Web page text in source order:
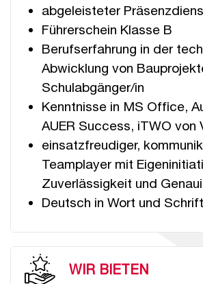
abgeleisteter
Führerschein Klasse B
Berufserfahrung in der
Abwicklung von
Schulabgänger/in
Kenntnisse in MS Office,
AUER Success, iTWO von
einsatzfreudiger,
Teamplayer mit
Zuverlässigkeit und
Deutsch in Wort und Schrift
WIR BIETEN